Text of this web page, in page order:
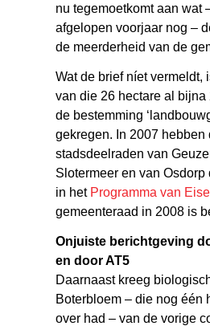
nu tegemoetkomt aan wat
afgelopen voorjaar nog –
de meerderheid van de
Wat de brief níet vermeldt,
van die 26 hectare al bijna
de bestemming
gekregen. In 2007 hebben
stadsdeelraden van
Slotermeer en van Osdorp
in het Programma van
gemeenteraad in 2008 is
Onjuiste berichtgeving
en door AT5
Daarnaast kreeg
Boterbloem – die nog één
over had – van de vorige